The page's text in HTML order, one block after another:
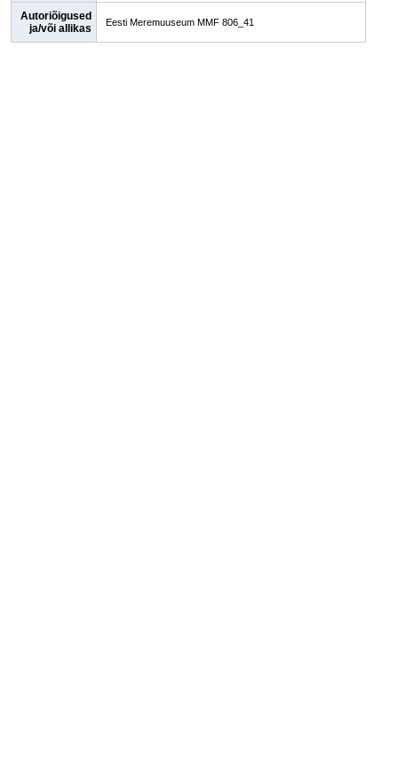
Autoriõigused
ja/või allikas
Eesti Meremuuseum MMF 806_41